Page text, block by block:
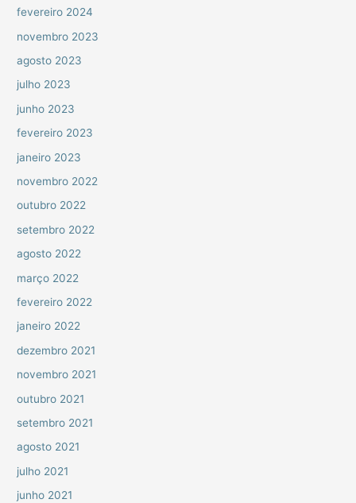
fevereiro 2024
novembro 2023
agosto 2023
julho 2023
junho 2023
fevereiro 2023
janeiro 2023
novembro 2022
outubro 2022
setembro 2022
agosto 2022
março 2022
fevereiro 2022
janeiro 2022
dezembro 2021
novembro 2021
outubro 2021
setembro 2021
agosto 2021
julho 2021
junho 2021